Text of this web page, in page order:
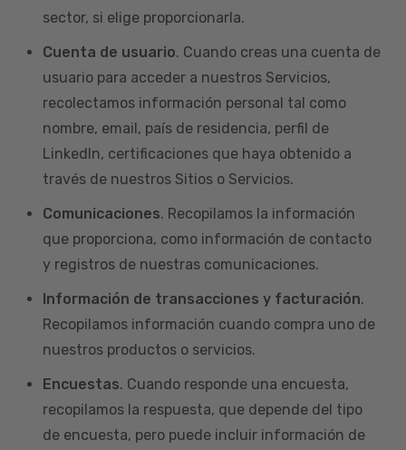
sector, si elige proporcionarla.
Cuenta de usuario. Cuando creas una cuenta de
usuario para acceder a nuestros Servicios,
recolectamos información personal tal como
nombre, email, país de residencia, perfil de
LinkedIn, certificaciones que haya obtenido a
través de nuestros Sitios o Servicios.
Comunicaciones. Recopilamos la información
que proporciona, como información de contacto
y registros de nuestras comunicaciones.
Información de transacciones y facturación.
Recopilamos información cuando compra uno de
nuestros productos o servicios.
Encuestas. Cuando responde una encuesta,
recopilamos la respuesta, que depende del tipo
de encuesta, pero puede incluir información de